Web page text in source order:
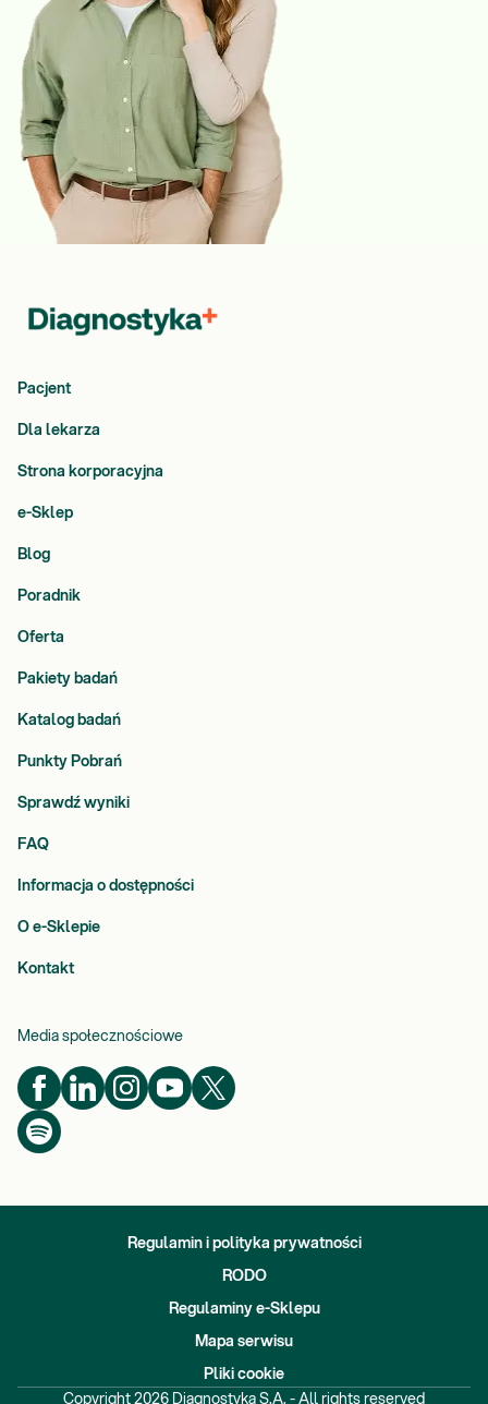
Pacjent
Dla lekarza
Strona korporacyjna
e-Sklep
Blog
Poradnik
Oferta
Pakiety badań
Katalog badań
Punkty Pobrań
Sprawdź wyniki
FAQ
Informacja o dostępności
O e-Sklepie
Kontakt
Media społecznościowe
Regulamin i polityka prywatności
RODO
Regulaminy e-Sklepu
Mapa serwisu
Pliki cookie
Copyright 2026 Diagnostyka S.A. - All rights reserved